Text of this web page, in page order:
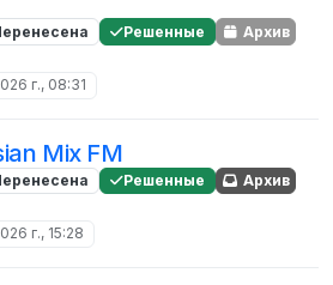
Решенные
Архив
г., 08:31
Mix FM
Решенные
Архив
г., 15:28